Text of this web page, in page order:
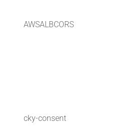
AWSALBCORS
cky-consent